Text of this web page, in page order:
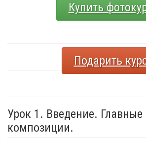
Купить
Подарить
Урок 1. Введение.
композиции.